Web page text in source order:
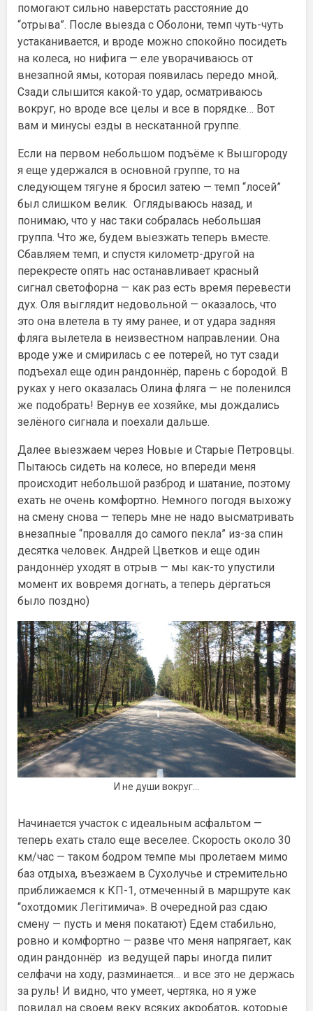
помогают сильно наверстать расстояние до
“отрыва”. После выезда с Оболони, темп чуть-чуть
устаканивается, и вроде можно спокойно посидеть
на колеса, но нифига — еле уворачиваюсь от
внезапной ямы, которая появилась передо мной,.
Сзади слышится какой-то удар, осматриваюсь
вокруг, но вроде все целы и все в порядке… Вот
вам и минусы езды в нескатанной группе.
Если на первом небольшом подъёме к Вышгороду
я еще удержался в основной группе, то на
следующем тягуне я бросил затею — темп “лосей”
был слишком велик. Оглядываюсь назад, и
понимаю, что у нас таки собралась небольшая
группа. Что же, будем выезжать теперь вместе.
Сбавляем темп, и спустя километр-другой на
перекресте опять нас останавливает красный
сигнал светофорна — как раз есть время перевести
дух. Оля выглядит недовольной — оказалось, что
это она влетела в ту яму ранее, и от удара задняя
фляга вылетела в неизвестном направлении. Она
вроде уже и смирилась с ее потерей, но тут сзади
подъехал еще один рандоннёр, парень с бородой. В
руках у него оказалась Олина фляга — не поленился
же подобрать! Вернув ее хозяйке, мы дождались
зелёного сигнала и поехали дальше.
Далее выезжаем через Новые и Старые Петровцы.
Пытаюсь сидеть на колесе, но впереди меня
происходит небольшой разброд и шатание, поэтому
ехать не очень комфортно. Немного погодя выхожу
на смену снова — теперь мне не надо высматривать
внезапные “провалля до самого пекла” из-за спин
десятка человек. Андрей Цветков и еще один
рандоннёр уходят в отрыв — мы как-то упустили
момент их вовремя догнать, а теперь дёргаться
было поздно)
И не души вокруг…
Начинается участок с идеальным асфальтом —
теперь ехать стало еще веселее. Скорость около 30
км/час — таком бодром темпе мы пролетаем мимо
баз отдыха, въезжаем в Сухолучье и стремительно
приближаемся к КП-1, отмеченный в маршруте как
“охотдомик Легітимича». В очередной раз сдаю
смену — пусть и меня покатают) Едем стабильно,
ровно и комфортно — разве что меня напрягает, как
один рандоннёр из ведущей пары иногда пилит
селфачи на ходу, разминается… и все это не держась
за руль! И видно, что умеет, чертяка, но я уже
повидал на своем веку всяких акробатов, которые